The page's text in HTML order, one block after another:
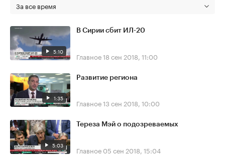
За все время
5:10
В Сирии сбит ИЛ-20
Главное18 сен 2018, 11:00
1:35
Развитие региона
Главное13 сен 2018, 10:00
5:03
Тереза Мэй о подозреваемых
Главное 05 сен 2018, 15:04